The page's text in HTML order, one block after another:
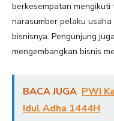
berkesempatan
narasumber pelaku
bisnisnya. Pengunjung
mengembangkan bisnis
BACA JUGA PWI
Idul Adha 1444H